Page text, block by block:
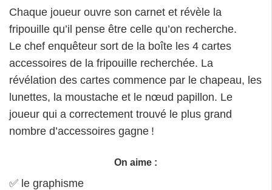
Chaque joueur ouvre son carnet et révèle la
fripouille qu’il pense être celle qu’on recherche.
Le chef enquêteur sort de la boîte les 4 cartes
accessoires de la fripouille recherchée. La
révélation des cartes commence par le chapeau, les
lunettes, la moustache et le nœud papillon. Le
joueur qui a correctement trouvé le plus grand
nombre d’accessoires gagne !
On aime :
✅ le graphisme